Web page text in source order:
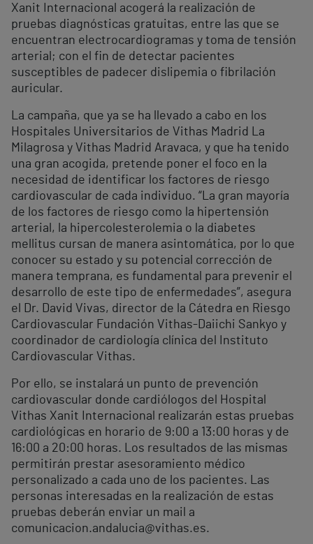
Xanit Internacional acogerá la realización de
pruebas diagnósticas gratuitas, entre las que se
encuentran electrocardiogramas y toma de tensión
arterial; con el fin de detectar pacientes
susceptibles de padecer dislipemia o fibrilación
auricular.
La campaña, que ya se ha llevado a cabo en los
Hospitales Universitarios de Vithas Madrid La
Milagrosa y Vithas Madrid Aravaca, y que ha tenido
una gran acogida, pretende poner el foco en la
necesidad de identificar los factores de riesgo
cardiovascular de cada individuo. “La gran mayoría
de los factores de riesgo como la hipertensión
arterial, la hipercolesterolemia o la diabetes
mellitus cursan de manera asintomática, por lo que
conocer su estado y su potencial corrección de
manera temprana, es fundamental para prevenir el
desarrollo de este tipo de enfermedades”, asegura
el Dr. David Vivas, director de la Cátedra en Riesgo
Cardiovascular Fundación Vithas-Daiichi Sankyo y
coordinador de cardiología clínica del Instituto
Cardiovascular Vithas.
Por ello, se instalará un punto de prevención
cardiovascular donde cardiólogos del Hospital
Vithas Xanit Internacional realizarán estas pruebas
cardiológicas en horario de 9:00 a 13:00 horas y de
16:00 a 20:00 horas. Los resultados de las mismas
permitirán prestar asesoramiento médico
personalizado a cada uno de los pacientes. Las
personas interesadas en la realización de estas
pruebas deberán enviar un mail a
comunicacion.andalucia@vithas.es.